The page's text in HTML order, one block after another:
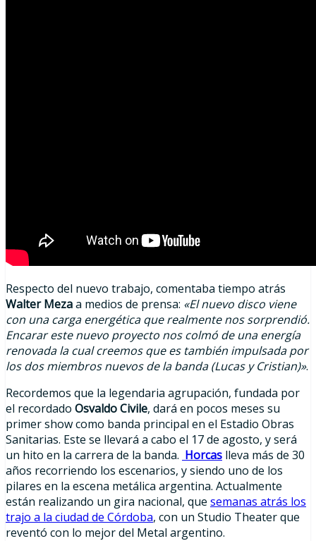
Respecto del nuevo trabajo, comentaba tiempo atrás
Walter Mezaa medios de prensa: «El nuevo disco viene
con una carga energética que realmente nos sorprendió.
Encarar este nuevo proyecto nos colmó de una energía
renovada la cual creemos que es también impulsada por
los dos miembros nuevos de la banda (Lucas y Cristian)».
Recordemos que la legendaria agrupación, fundada por
el recordado Osvaldo Civile, dará en pocos meses su
primer show como banda principal en el Estadio Obras
Sanitarias. Este se llevará a cabo el 17 de agosto, y será
un hito en la carrera de la banda. Horcas lleva más de 30
años recorriendo los escenarios, y siendo uno de los
pilares en la escena metálica argentina. Actualmente
están realizando un gira nacional, que semanas atrás los
trajo a la ciudad de Córdoba, con un Studio Theater que
reventó con lo mejor del Metal argentino.